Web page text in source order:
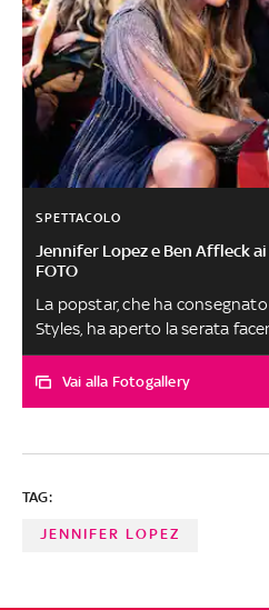
SPETTACOLO
Jennifer Lopez e Ben Affleck
FOTO
La popstar, che ha
Styles, ha aperto la serata
meravigliosa creazione Gucci.
marito che in qualche
Romagnuolo
Vai alla Fotogallery
TAG:
JENNIFER LOPEZ